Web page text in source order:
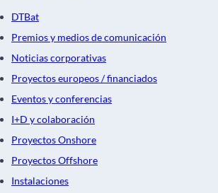
DTBat
Premios y medios de comunicación
Noticias corporativas
Proyectos europeos / financiados
Eventos y conferencias
I+D y colaboración
Proyectos Onshore
Proyectos Offshore
Instalaciones